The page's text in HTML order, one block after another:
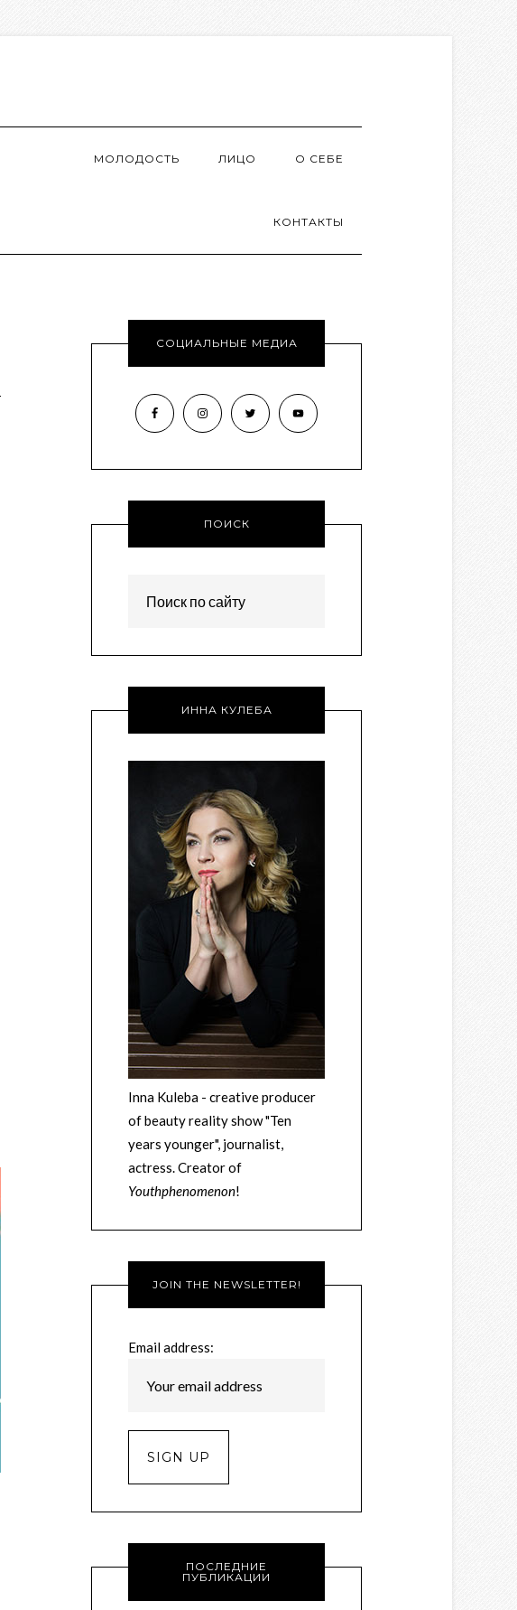
МОЛОДОСТЬ ЛИЦО О СЕБЕ
КОНТАКТЫ
СОЦИАЛЬНЫЕ МЕДИА
ПОИСК
ИННА КУЛЕБА
Inna Kuleba - creative producer
of beauty reality show "Ten
years younger", journalist,
actress. Creator of
Youthphenomenon!
JOIN THE NEWSLETTER!
Email address:
ПОСЛЕДНИЕ
ПУБЛИКАЦИИ